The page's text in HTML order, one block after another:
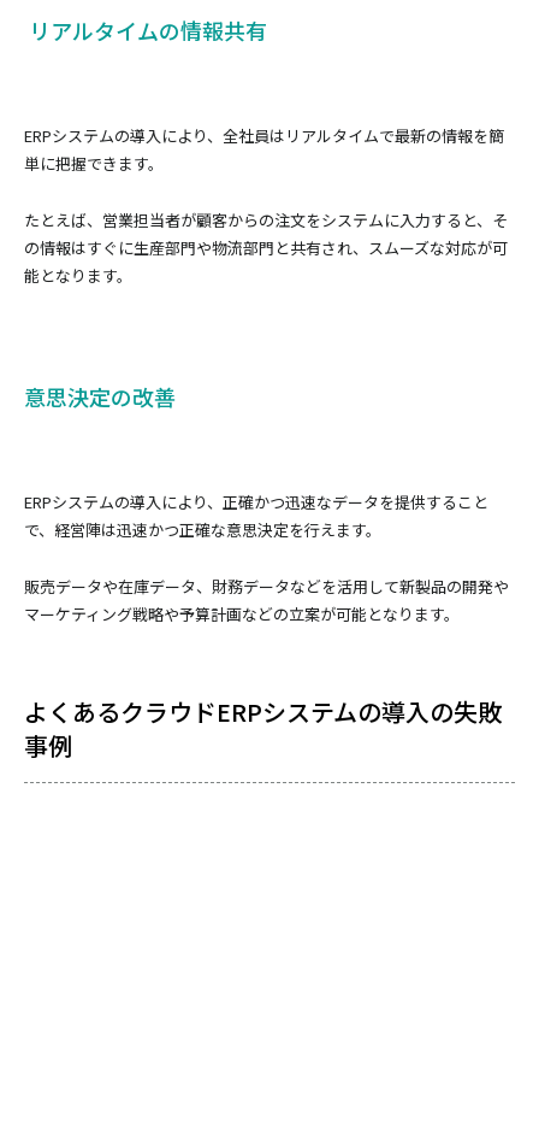
リアルタイムの情報共有
ERPシステムの導入により、全社員はリアルタイムで最新の情報を簡
単に把握できます。
たとえば、営業担当者が顧客からの注文をシステムに入力すると、そ
の情報はすぐに生産部門や物流部門と共有され、スムーズな対応が可
能となります。
意思決定の改善
ERPシステムの導入により、正確かつ迅速なデータを提供すること
で、経営陣は迅速かつ正確な意思決定を行えます。
販売データや在庫データ、財務データなどを活用して新製品の開発や
マーケティング戦略や予算計画などの立案が可能となります。
よくあるクラウドERPシステムの導入の失敗
事例